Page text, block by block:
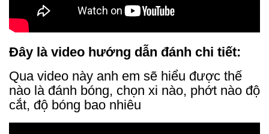
Đây là video hướng dẫn đánh chi tiết:
Qua video này anh em sẽ hiểu được thế
nào là đánh bóng, chọn xi nào, phớt nào độ
cắt, độ bóng bao nhiêu